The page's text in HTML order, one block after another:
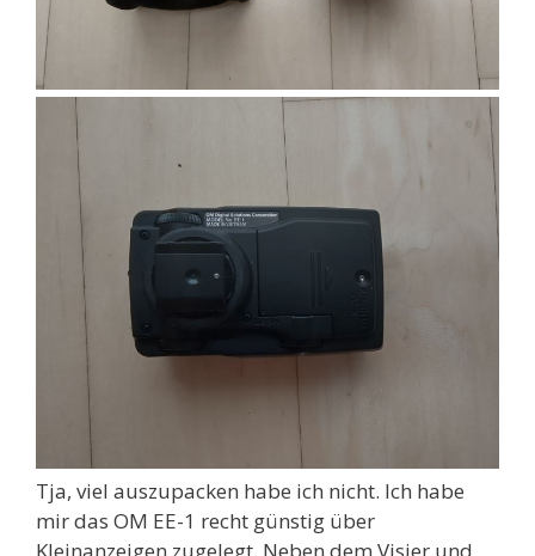
Tja, viel auszupacken habe ich nicht. Ich habe
mir das OM EE-1 recht günstig über
Kleinanzeigen zugelegt. Neben dem Visier und